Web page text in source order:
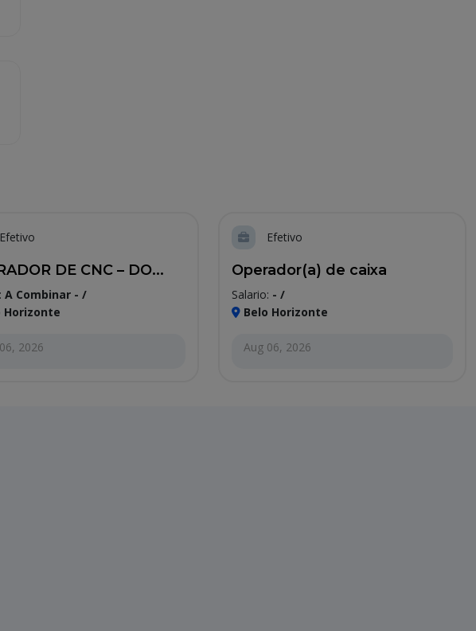
Efetivo
DE CNC – DO...
A Combinar - /
Horizonte
2026
Efetivo
Operador(a) de caixa
Salario: - /
Belo Horizonte
Aug 06, 2026